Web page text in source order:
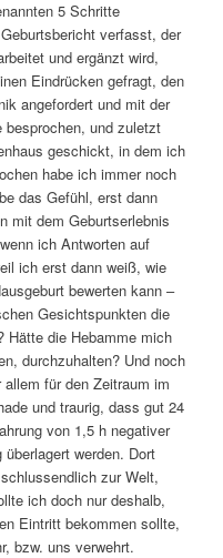
5 Schritte
verfasst, der
und ergänzt wird,
Eindrücken gefragt, den
angefordert und mit der
besprochen, und zuletzt
geschickt, in dem ich
habe ich immer noch
das Gefühl, erst dann
mit dem Geburtserlebnis
ich Antworten auf
ich erst dann weiß, wie
bewerten kann –
Gesichtspunkten die
Hätte die Hebamme mich
durchzuhalten? Und noch
für den Zeitraum im
und traurig, dass gut 24
von 1,5 h negativer
werden. Dort
zur Welt,
ich doch nur deshalb,
Eintritt bekommen sollte,
bzw. uns verwehrt.